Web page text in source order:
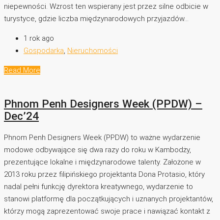
niepewności. Wzrost ten wspierany jest przez silne odbicie w
turystyce, gdzie liczba międzynarodowych przyjazdów...
1 rok ago
Gospodarka, Nieruchomości
Read More
Phnom Penh Designers Week (PPDW) –
Dec’24
Phnom Penh Designers Week (PPDW) to ważne wydarzenie
modowe odbywające się dwa razy do roku w Kambodży,
prezentujące lokalne i międzynarodowe talenty. Założone w
2013 roku przez filipińskiego projektanta Dona Protasio, który
nadal pełni funkcję dyrektora kreatywnego, wydarzenie to
stanowi platformę dla początkujących i uznanych projektantów,
którzy mogą zaprezentować swoje prace i nawiązać kontakt z